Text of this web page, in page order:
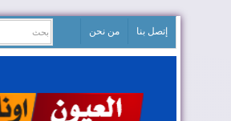
إتصل بنا من نحن